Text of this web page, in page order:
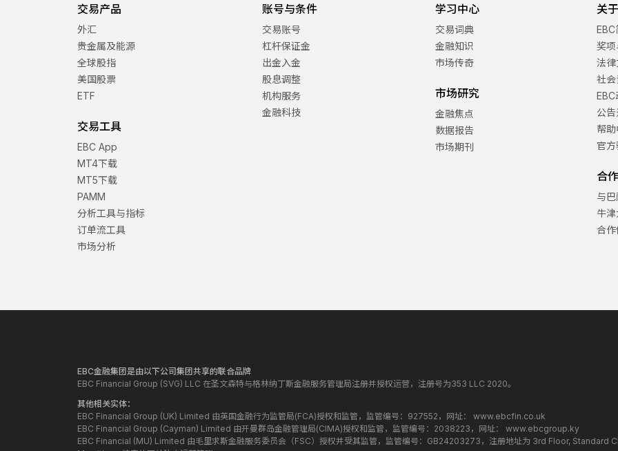
交易产品
外汇
贵金属及能源
全球股指
美国股票
ETF
交易工具
EBC App
MT4下载
MT5下载
PAMM
分析工具与指标
订单流工具
市场分析
账号与条件
交易账号
杠杆保证金
出金入金
股息调整
机构服务
金融科技
学习中心
交易词典
金融知识
市场传奇
市场研究
金融焦点
数据报告
市场期刊
关
奖
法律
社
公
帮
官
合
与
牛
合
EBC金融集团是由以下公司集团共享的联合品牌
EBC Financial Group (SVG) LLC 在圣文森特与格林纳丁斯金融服务管理局注册并授权运营，注册号为353 LLC 2020。
其他相关实体：
EBC Financial Group (UK) Limited 由英国金融行为监管局(FCA)授权和监管，监管编号：927552，网址： www.ebcfin.co.uk
EBC Financial Group (Cayman) Limited 由开曼群岛金融管理局(CIMA)授权和监管，监管编号：2038223，网址： www.ebcgroup.ky
EBC Financial (MU) Limited 由毛里求斯金融服务委员会（FSC）授权并受其监管，监管编号：GB24203273，注册地址为 3rd Floor,